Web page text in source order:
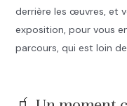
derrière les œuvres, et
exposition, pour vous
parcours, qui est loin